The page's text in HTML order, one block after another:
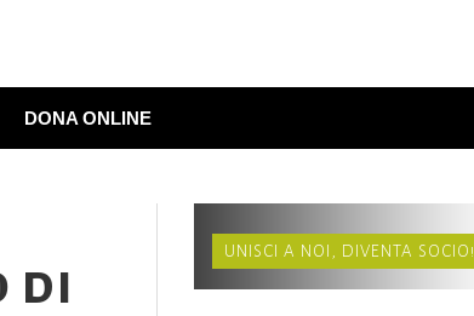
DONA ONLINE
di
UNISCI A NOI, DIVENTA SOCIO!